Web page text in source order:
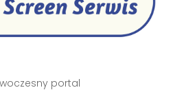
portal